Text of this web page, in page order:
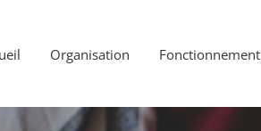
Organisation Fonctionnement